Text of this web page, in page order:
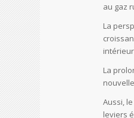
au gaz
La
La
Aussi,
leviers